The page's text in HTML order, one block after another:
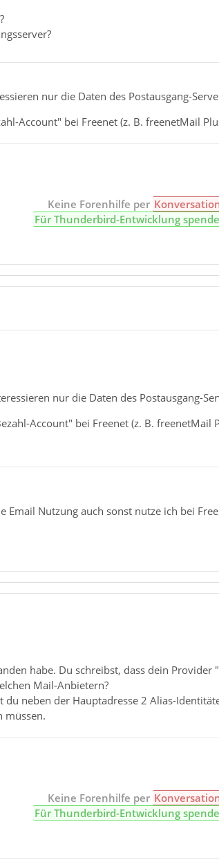
nur die Daten des Postausgang-
Account" bei Freenet (z. B. freenetMail
Keine Forenhilfe per
Für Thunderbird-Entwicklung
nur die Daten des Postausgang-
Account" bei Freenet (z. B.
Email Nutzung auch sonst nutze ich bei
habe. Du schreibst, dass dein
Mail-Anbietern?
du neben der Hauptadresse 2 Alias-
müssen.
Keine Forenhilfe per
Für Thunderbird-Entwicklung